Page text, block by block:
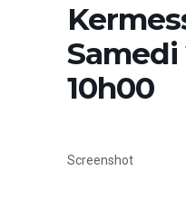
Samedi
10h00
Screenshot